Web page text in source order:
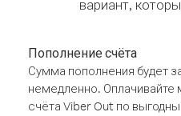
вариант,
Пополнение счёта
Сумма пополнения будет
немедленно.
счёта Viber Out по